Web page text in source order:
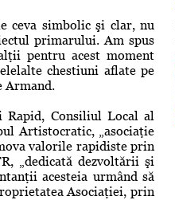
ceva simbolic şi clar, nu
primarului. Am spus
pentru acest moment
chestiuni aflate pe
Armand.
Rapid, Consiliul Local al
Artistocratic, „asociaţie
valorile rapidiste prin
„dedicată dezvoltării şi
acesteia urmând să
Asociaţiei, prin